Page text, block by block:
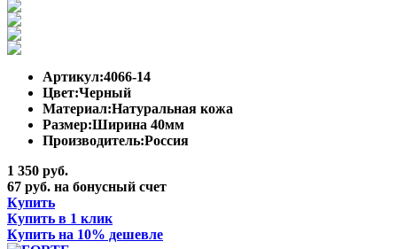
Артикул:4066-14
Цвет:Черный
Материал:Натуральная кожа
Размер:Ширина 40мм
Производитель:Россия
1 350 руб.
67 руб. на бонусный счет
Купить
Купить в 1 клик
Купить на 10% дешевле